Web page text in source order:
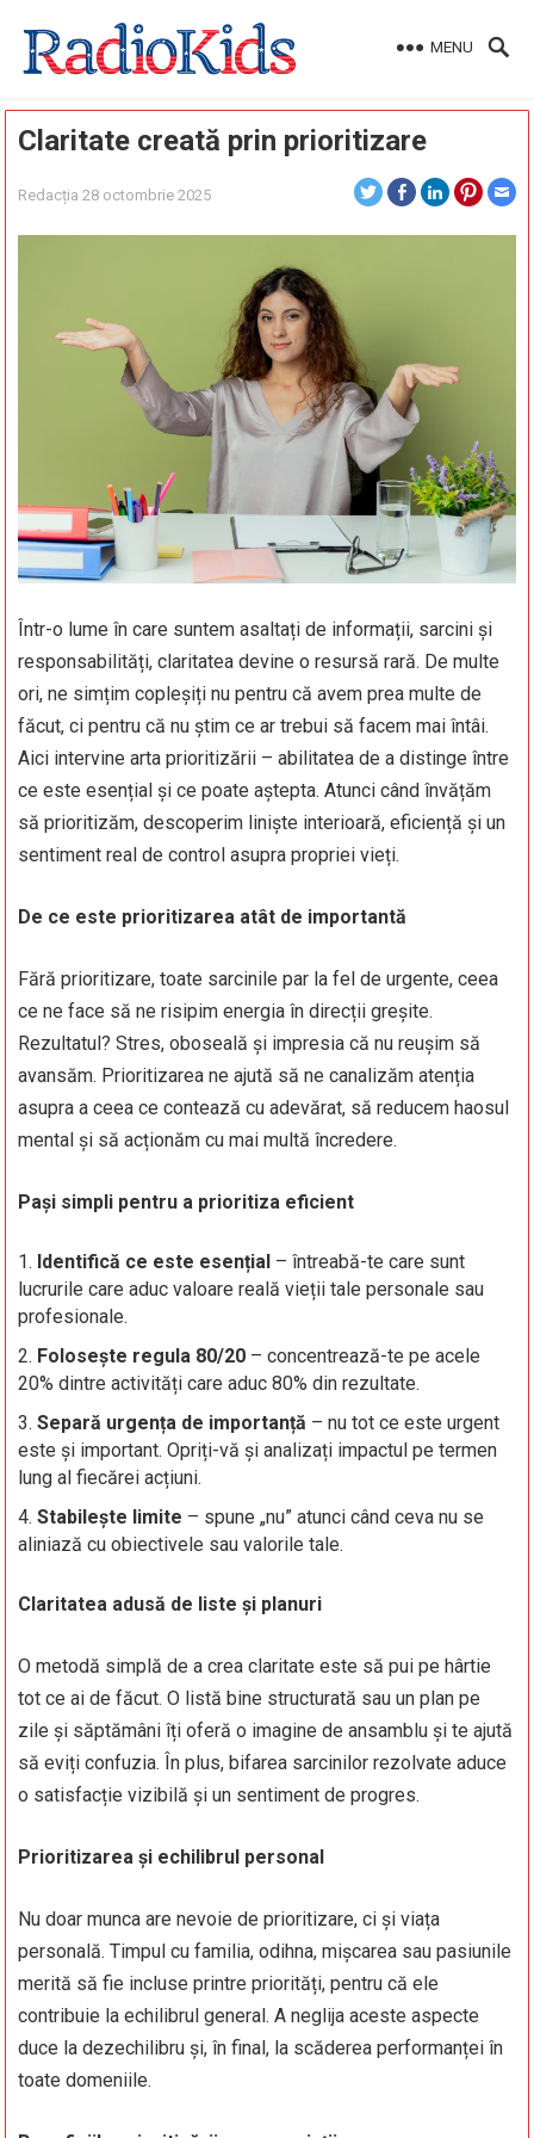
MENU
Claritate creată prin prioritizare
Redacția 28 octombrie 2025
Într-o lume în care suntem asaltați de informații, sarcini și
responsabilități, claritatea devine o resursă rară. De multe
ori, ne simțim copleșiți nu pentru că avem prea multe de
făcut, ci pentru că nu știm ce ar trebui să facem mai întâi.
Aici intervine arta prioritizării – abilitatea de a distinge între
ce este esențial și ce poate aștepta. Atunci când învățăm
să prioritizăm, descoperim liniște interioară, eficiență și un
sentiment real de control asupra propriei vieți.
De ce este prioritizarea atât de importantă
Fără prioritizare, toate sarcinile par la fel de urgente, ceea
ce ne face să ne risipim energia în direcții greșite.
Rezultatul? Stres, oboseală și impresia că nu reușim să
avansăm. Prioritizarea ne ajută să ne canalizăm atenția
asupra a ceea ce contează cu adevărat, să reducem haosul
mental și să acționăm cu mai multă încredere.
Pași simpli pentru a prioritiza eficient
Identifică ce este esențial – întreabă-te care sunt
lucrurile care aduc valoare reală vieții tale personale sau
profesionale.
Folosește regula 80/20 – concentrează-te pe acele
20% dintre activități care aduc 80% din rezultate.
Separă urgența de importanță – nu tot ce este urgent
este și important. Opriți-vă și analizați impactul pe termen
lung al fiecărei acțiuni.
Stabilește limite – spune „nu” atunci când ceva nu se
aliniază cu obiectivele sau valorile tale.
Claritatea adusă de liste și planuri
O metodă simplă de a crea claritate este să pui pe hârtie
tot ce ai de făcut. O listă bine structurată sau un plan pe
zile și săptămâni îți oferă o imagine de ansamblu și te ajută
să eviți confuzia. În plus, bifarea sarcinilor rezolvate aduce
o satisfacție vizibilă și un sentiment de progres.
Prioritizarea și echilibrul personal
Nu doar munca are nevoie de prioritizare, ci și viața
personală. Timpul cu familia, odihna, mișcarea sau pasiunile
merită să fie incluse printre priorități, pentru că ele
contribuie la echilibrul general. A neglija aceste aspecte
duce la dezechilibru și, în final, la scăderea performanței în
toate domeniile.